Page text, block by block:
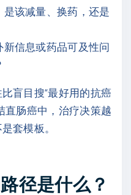
该减量、换药，还是
信息或药品可及性问
盲目搜“最好用的抗癌
直肠癌中，治疗决策越
套模板。
径是什么？